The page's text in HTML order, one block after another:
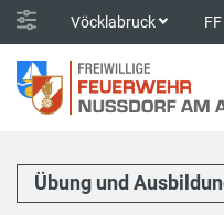
Vöcklabruck
Übung und